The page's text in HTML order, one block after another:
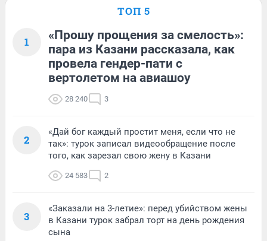
ТОП 5
1
«Прошу прощения за смелость»:
пара из Казани рассказала, как
провела гендер-пати с
вертолетом на авиашоу
28 240 3
2
«Дай бог каждый простит меня, если что не
так»: турок записал видеообращение после
того, как зарезал свою жену в Казани
24 583 2
3
«Заказали на 3-летие»: перед убийством жены
в Казани турок забрал торт на день рождения
сына